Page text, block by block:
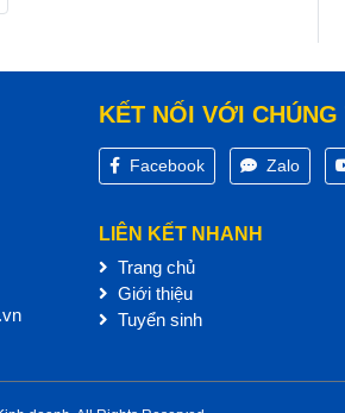
KẾT NỐI VỚI CHÚNG
Facebook Zalo
LIÊN KẾT NHANH
Trang chủ
Giới thiệu
Tuyển sinh